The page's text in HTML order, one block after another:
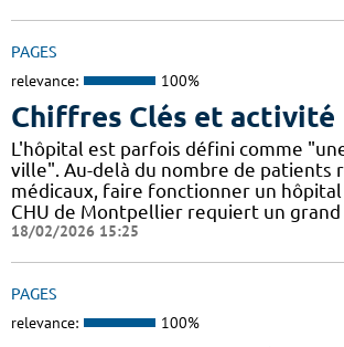
PAGES
relevance: 100%
Chiffres Clés et activité
L'hôpital est parfois défini comme
ville". Au-delà du nombre de patients
médicaux, faire fonctionner un
CHU de Montpellier requiert un grand
18/02/2026 15:25
PAGES
relevance: 100%